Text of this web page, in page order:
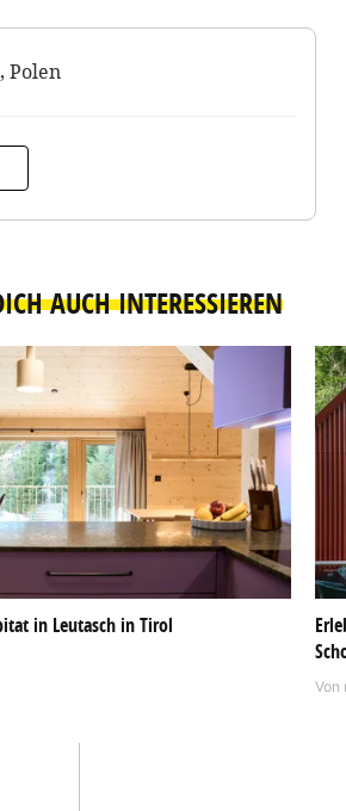
Polen
AUCH INTERESSIEREN
in Leutasch in Tirol
Von